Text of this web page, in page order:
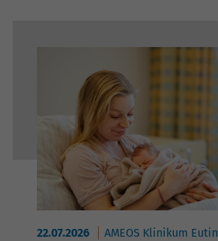
22.07.2026 AMEOS Klinikum Eutin